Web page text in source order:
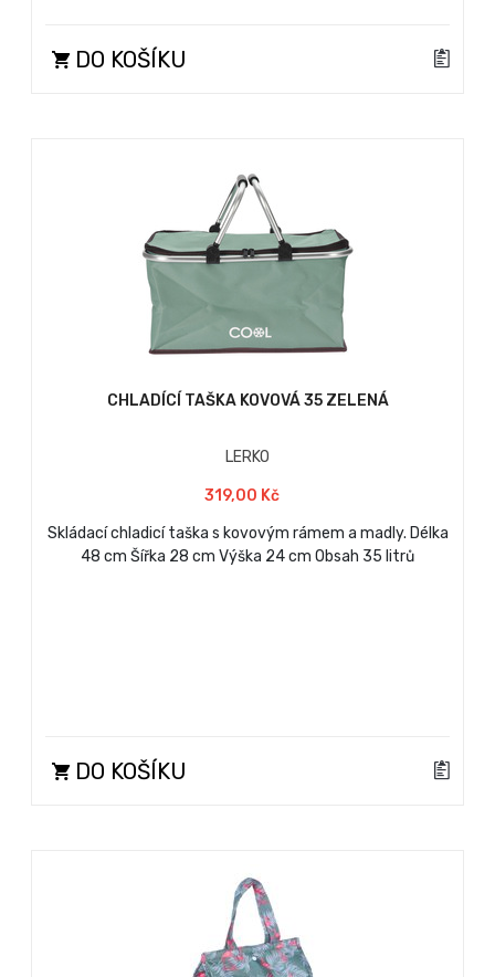
DO KOŠÍKU
CHLADÍCÍ TAŠKA KOVOVÁ 35 ZELENÁ
LERKO
319,00 Kč
Skládací chladicí taška s kovovým rámem a madly. Délka
48 cm Šířka 28 cm Výška 24 cm Obsah 35 litrů
DO KOŠÍKU